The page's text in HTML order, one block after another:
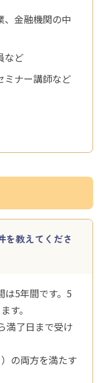
、金融機関の中
など
ミナー講師など
を教えてくださ
は5年間です。5
す。
満了日まで受け
の両方を満たす